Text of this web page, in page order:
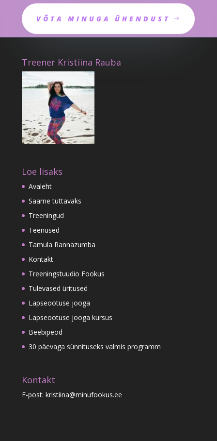
VÕTA MINUGA ÜHENDUST
Treener Kristiina Rauba
Loe lisaks
Avaleht
Saame tuttavaks
Treeningud
Teenused
Tamula Rannazumba
Kontakt
Treeningstuudio Fookus
Tulevased üritused
Lapseootuse jooga
Lapseootuse jooga kursus
Beebipeod
30 päevaga sünnituseks valmis programm
Kontakt
E-post: kristiina@minufookus.ee